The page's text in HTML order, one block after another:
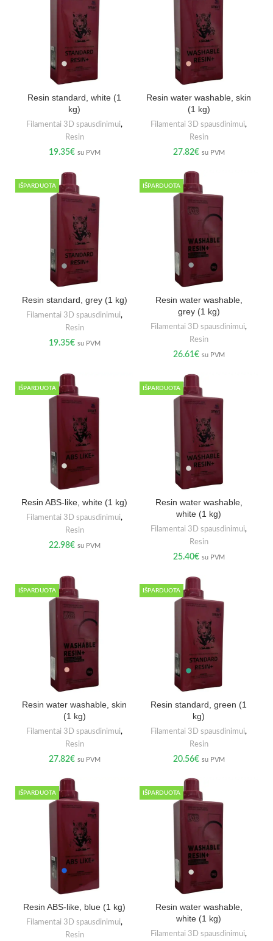
Resin standard, white (1
kg)
Filamentai 3D spausdinimui,
Resin
19.35€ su PVM
Resin water washable, skin
(1 kg)
Filamentai 3D spausdinimui,
Resin
27.82€ su PVM
IŠPARDUOTA
Resin standard, grey (1 kg)
Filamentai 3D spausdinimui,
Resin
19.35€ su PVM
IŠPARDUOTA
Resin water washable,
grey (1 kg)
Filamentai 3D spausdinimui,
Resin
26.61€ su PVM
IŠPARDUOTA
Resin ABS-like, white (1 kg)
Filamentai 3D spausdinimui,
Resin
22.98€ su PVM
IŠPARDUOTA
Resin water washable,
white (1 kg)
Filamentai 3D spausdinimui,
Resin
25.40€ su PVM
IŠPARDUOTA
Resin water washable, skin
(1 kg)
Filamentai 3D spausdinimui,
Resin
27.82€ su PVM
IŠPARDUOTA
Resin standard, green (1
kg)
Filamentai 3D spausdinimui,
Resin
20.56€ su PVM
IŠPARDUOTA
Resin ABS-like, blue (1 kg)
Filamentai 3D spausdinimui,
Resin
IŠPARDUOTA
Resin water washable,
white (1 kg)
Filamentai 3D spausdinimui,